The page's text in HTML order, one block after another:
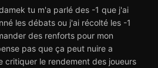
tu m'a parlé des -1 que j'ai
les débats ou j'ai récolté les -1
des renforts pour mon
pas que ça peut nuire a
critiquer le rendement des joueurs